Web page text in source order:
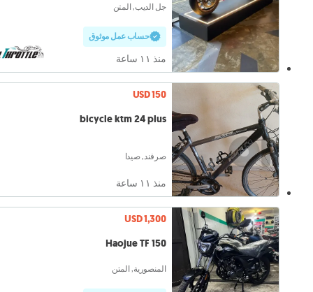
جل الديب, المتن
حساب عمل موثوق
منذ ١١ ساعة
USD 150
bicycle ktm 24 plus
صرفند, صيدا
منذ ١١ ساعة
USD 1,300
Haojue TF 150
المنصورية, المتن